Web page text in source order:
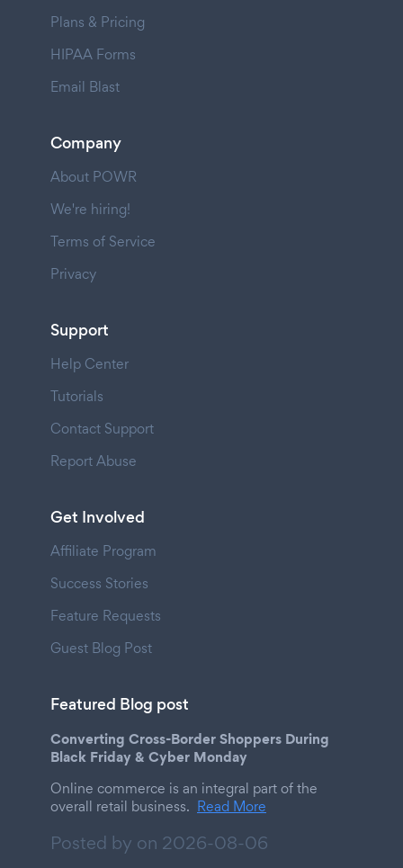
Plans & Pricing
HIPAA Forms
Email Blast
Company
About POWR
We're hiring!
Terms of Service
Privacy
Support
Help Center
Tutorials
Contact Support
Report Abuse
Get Involved
Affiliate Program
Success Stories
Feature Requests
Guest Blog Post
Featured Blog post
Converting Cross-Border Shoppers During
Black Friday & Cyber Monday
Online commerce is an integral part of the
overall retail business. Read More
Posted by on 2026-08-06